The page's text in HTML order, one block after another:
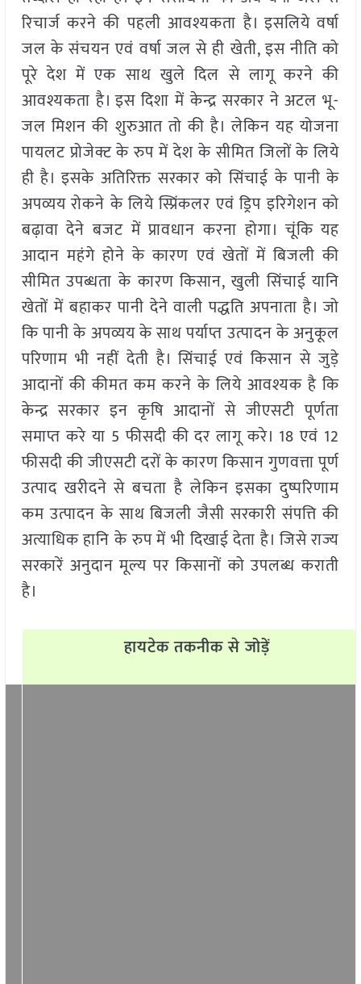
रिचार्ज करने की पहली आवश्यकता है। इसलिये वर्षा
जल के संचयन एवं वर्षा जल से ही खेती, इस नीति को
पूरे देश में एक साथ खुले दिल से लागू करने की
आवश्यकता है। इस दिशा में केन्द्र सरकार ने अटल भू-
जल मिशन की शुरुआत तो की है। लेकिन यह योजना
पायलट प्रोजेक्ट के रुप में देश के सीमित जिलों के लिये
ही है। इसके अतिरिक्त सरकार को सिंचाई के पानी के
अपव्यय रोकने के लिये स्प्रिंकलर एवं ड्रिप इरिगेशन को
बढ़ावा देने बजट में प्रावधान करना होगा। चूंकि यह
आदान महंगे होने के कारण एवं खेतों में बिजली की
सीमित उपब्धता के कारण किसान, खुली सिंचाई यानि
खेतों में बहाकर पानी देने वाली पद्धति अपनाता है। जो
कि पानी के अपव्यय के साथ पर्याप्त उत्पादन के अनुकूल
परिणाम भी नहीं देती है। सिंचाई एवं किसान से जुड़े
आदानों की कीमत कम करने के लिये आवश्यक है कि
केन्द्र सरकार इन कृषि आदानों से जीएसटी पूर्णता
समाप्त करे या 5 फीसदी की दर लागू करे। 18 एवं 12
फीसदी की जीएसटी दरों के कारण किसान गुणवत्ता पूर्ण
उत्पाद खरीदने से बचता है लेकिन इसका दुष्परिणाम
कम उत्पादन के साथ बिजली जैसी सरकारी संपत्ति की
अत्याधिक हानि के रुप में भी दिखाई देता है। जिसे राज्य
सरकारें अनुदान मूल्य पर किसानों को उपलब्ध कराती
है।
हायटेक तकनीक से जोड़ें